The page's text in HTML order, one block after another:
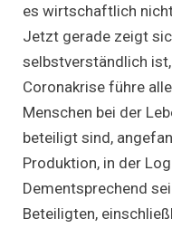
es wirtschaftlich
Jetzt gerade zeigt
selbstverständlich
Coronakrise führe
Menschen bei der
beteiligt sind,
Produktion, in der
Dementsprechend
Beteiligten,